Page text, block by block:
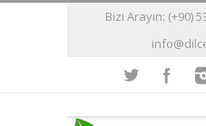
Bizi Arayın: (+90)